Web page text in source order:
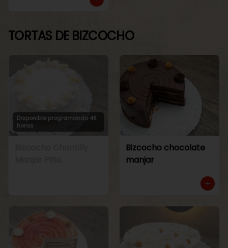
TORTAS DE BIZCOCHO
Disponible programando 48
horas
Bizcocho chocolate
manjar